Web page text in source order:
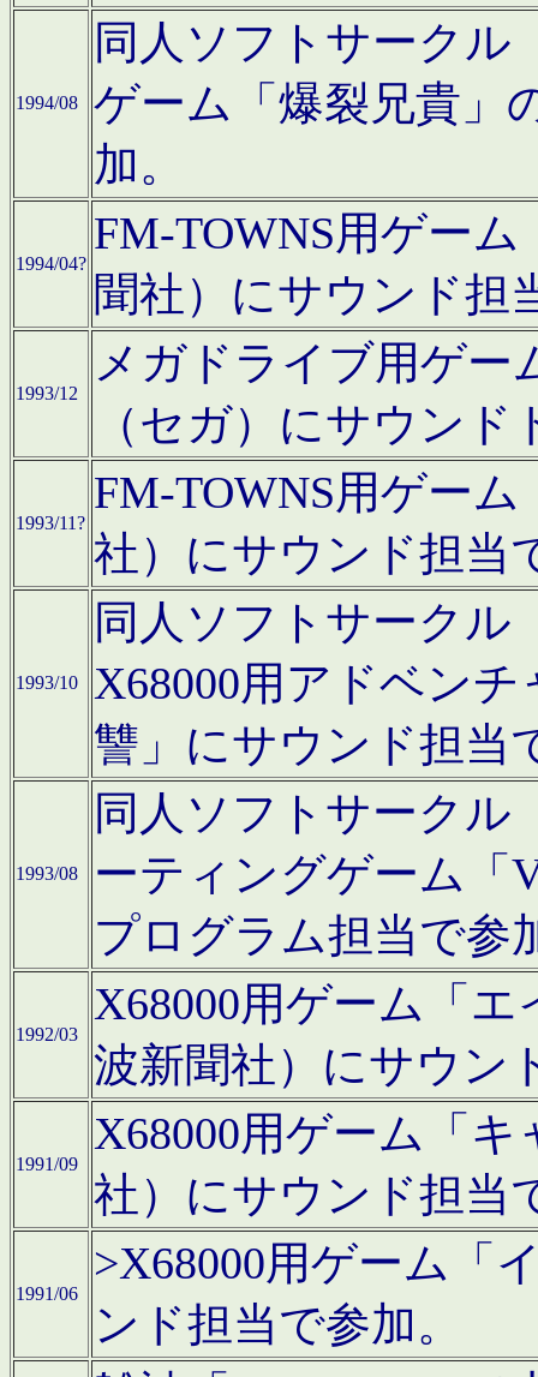
1994/08
同人ソフトサークル
ゲーム「爆裂兄貴」
加。
1994/04?
FM-TOWNS用ゲー
聞社）にサウンド担
1993/12
メガドライブ用ゲー
（セガ）にサウン
1993/11?
FM-TOWNS用ゲー
社）にサウンド担当
1993/10
同人ソフトサークル
X68000用アドベン
讐」にサウンド担当
1993/08
同人ソフトサークル
ーティングゲーム「
プログラム担当で参
1992/03
X68000用ゲーム「
波新聞社）にサウン
1991/09
X68000用ゲーム「
社）にサウンド担当
1991/06
>X68000用ゲーム「
ンド担当で参加。